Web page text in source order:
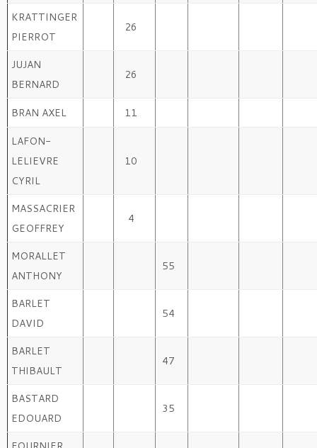
KRATTINGER
PIERROT
26
JUJAN
BERNARD
26
BRAN AXEL
11
LAFON-
LELIEVRE
CYRIL
10
MASSACRIER
GEOFFREY
4
MORALLET
ANTHONY
55
BARLET
DAVID
54
BARLET
THIBAULT
47
BASTARD
EDOUARD
35